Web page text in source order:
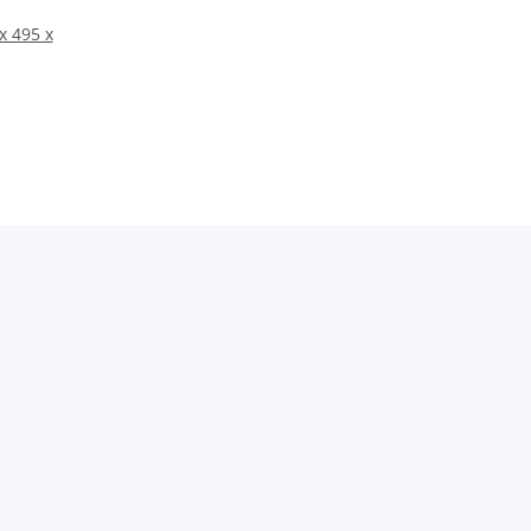
495 x